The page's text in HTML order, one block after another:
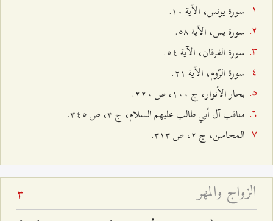
سورة يونس، الآية ۱۰.
سورة يس، الآية ٥۸.
سورة الفرقان، الآية ٥٤.
سورة الرّوم، الآية ٢۱.
بحار الأنوار، ج ۱۰۰، ص ٢٢۰.
مناقب آل أبي طالب عليهم السلام، ج ٣، ص ٣٤٥.
المحاسن، ج ٢، ص ٣۱٣.
الزواج والمهر 3